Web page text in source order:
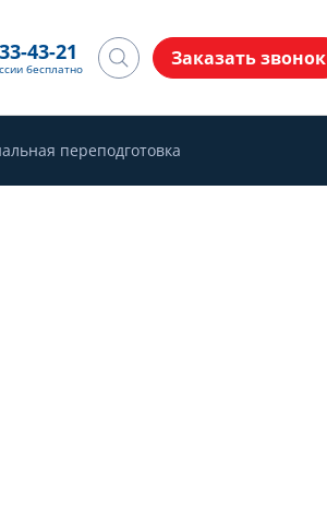
43-21
бесплатно Заказать звонок
переподготовка